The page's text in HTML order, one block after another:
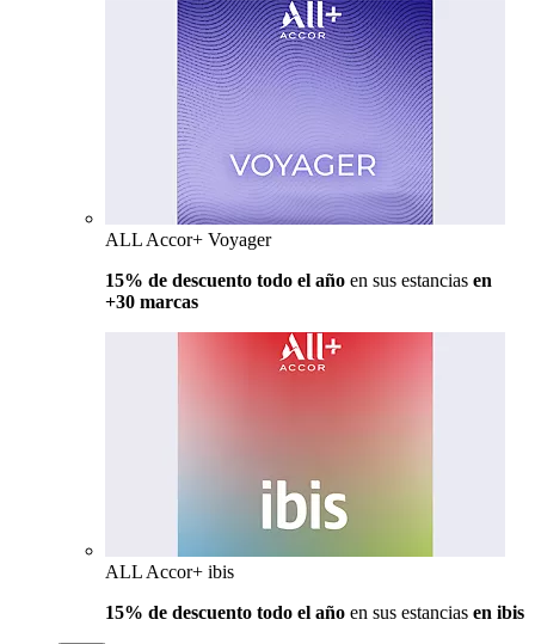
ALL Accor+ Voyager
15% de descuento todo el año en sus estancias en
+30 marcas
ALL Accor+ ibis
15% de descuento todo el año en sus estancias en ibis